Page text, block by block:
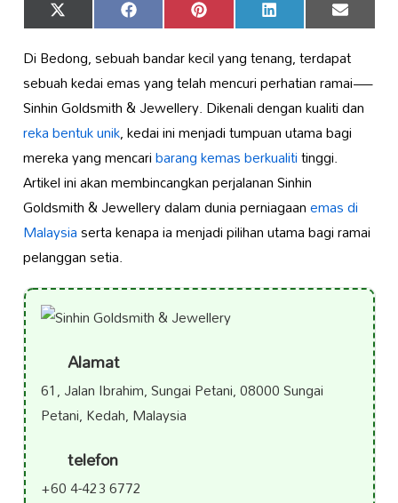
Share
on
X
(Twitter)
Share
on
Facebook Share
on
Pinterest Share
on
LinkedIn Share
on
Email
Di Bedong, sebuah bandar kecil yang tenang, terdapat
sebuah kedai emas yang telah mencuri perhatian ramai—
Sinhin Goldsmith & Jewellery. Dikenali dengan kualiti dan
reka bentuk unik, kedai ini menjadi tumpuan utama bagi
mereka yang mencaribarang kemas berkualititinggi.
Artikel ini akan membincangkan perjalanan Sinhin
Goldsmith & Jewellery dalam dunia perniagaanemas di
Malaysiaserta kenapa ia menjadi pilihan utama bagi ramai
pelanggan setia.
Alamat
61, Jalan Ibrahim, Sungai Petani, 08000 Sungai
Petani, Kedah, Malaysia
telefon
+60 4-423 6772